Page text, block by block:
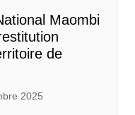
Maombi
de
2025